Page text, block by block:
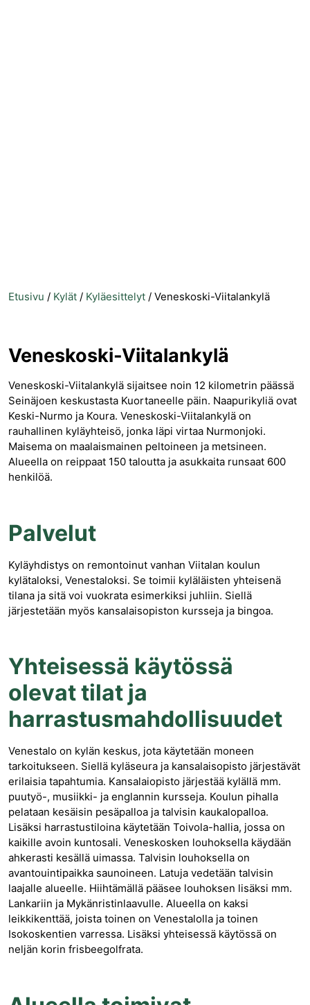
Etusivu / Kylät / Kyläesittelyt /Veneskoski-Viitalankylä
Veneskoski-Viitalankylä
Veneskoski-Viitalankylä sijaitsee noin 12 kilometrin päässä
Seinäjoen keskustasta Kuortaneelle päin. Naapurikyliä ovat
Keski-Nurmo ja Koura. Veneskoski-Viitalankylä on
rauhallinen kyläyhteisö, jonka läpi virtaa Nurmonjoki.
Maisema on maalaismainen peltoineen ja metsineen.
Alueella on reippaat 150 taloutta ja asukkaita runsaat 600
henkilöä.
Palvelut
Kyläyhdistys on remontoinut vanhan Viitalan koulun
kylätaloksi, Venestaloksi. Se toimii kyläläisten yhteisenä
tilana ja sitä voi vuokrata esimerkiksi juhliin. Siellä
järjestetään myös kansalaisopiston kursseja ja bingoa.
Yhteisessä käytössä
olevat tilat ja
harrastusmahdollisuudet
Venestalo on kylän keskus, jota käytetään moneen
tarkoitukseen. Siellä kyläseura ja kansalaisopisto järjestävät
erilaisia tapahtumia. Kansalaiopisto järjestää kylällä mm.
puutyö-, musiikki- ja englannin kursseja. Koulun pihalla
pelataan kesäisin pesäpalloa ja talvisin kaukalopalloa.
Lisäksi harrastustiloina käytetään Toivola-hallia, jossa on
kaikille avoin kuntosali. Veneskosken louhoksella käydään
ahkerasti kesällä uimassa. Talvisin louhoksella on
avantouintipaikka saunoineen. Latuja vedetään talvisin
laajalle alueelle. Hiihtämällä pääsee louhoksen lisäksi mm.
Lankariin ja Mykänristinlaavulle. Alueella on kaksi
leikkikenttää, joista toinen on Venestalolla ja toinen
Isokoskentien varressa. Lisäksi yhteisessä käytössä on
neljän korin frisbeegolfrata.